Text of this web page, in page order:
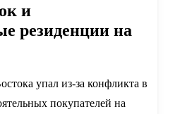
и
резиденции на
упал из-за конфликта в
покупателей на